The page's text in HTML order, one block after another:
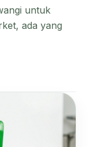
untuk
ada yang